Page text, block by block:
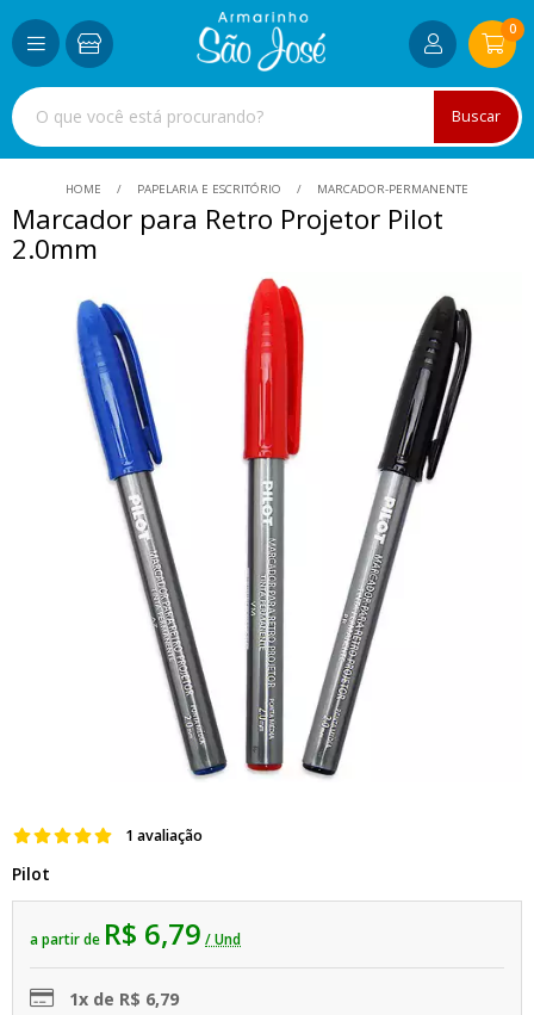
Buscar
0
HOME PAPELARIA E ESCRITÓRIO MARCADOR-PERMANENTE
Marcador para Retro Projetor Pilot
2.0mm
1 avaliação
Pilot
a partir de R$ 6,79 / Und
1x de R$ 6,79